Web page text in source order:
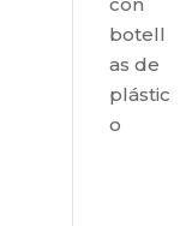
botell
as de
plástic
o